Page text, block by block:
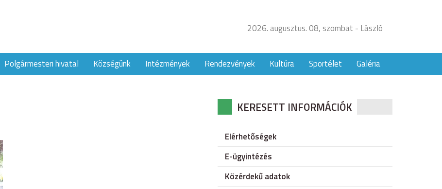
2026. augusztus. 08, szombat - László
Polgármesteri hivatal Községünk Intézmények Rendezvények Kultúra Sportélet Galéria
KERESETT INFORMÁCIÓK
Elérhetőségek
E-ügyintézés
Közérdekű adatok